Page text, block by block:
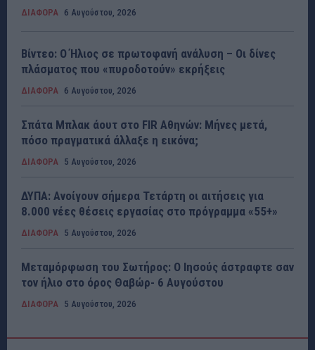
ΔΙΑΦΟΡΑ 6 Αυγούστου, 2026
Βίντεο: Ο Ήλιος σε πρωτοφανή ανάλυση – Οι δίνες
πλάσματος που «πυροδοτούν» εκρήξεις
ΔΙΑΦΟΡΑ 6 Αυγούστου, 2026
Σπάτα Μπλακ άουτ στο FIR Αθηνών: Μήνες μετά,
πόσο πραγματικά άλλαξε η εικόνα;
ΔΙΑΦΟΡΑ 5 Αυγούστου, 2026
ΔΥΠΑ: Ανοίγουν σήμερα Τετάρτη οι αιτήσεις για
8.000 νέες θέσεις εργασίας στο πρόγραμμα «55+»
ΔΙΑΦΟΡΑ 5 Αυγούστου, 2026
Μεταμόρφωση του Σωτήρος: Ο Ιησούς άστραφτε σαν
τον ήλιο στο όρος Θαβώρ- 6 Αυγούστου
ΔΙΑΦΟΡΑ 5 Αυγούστου, 2026